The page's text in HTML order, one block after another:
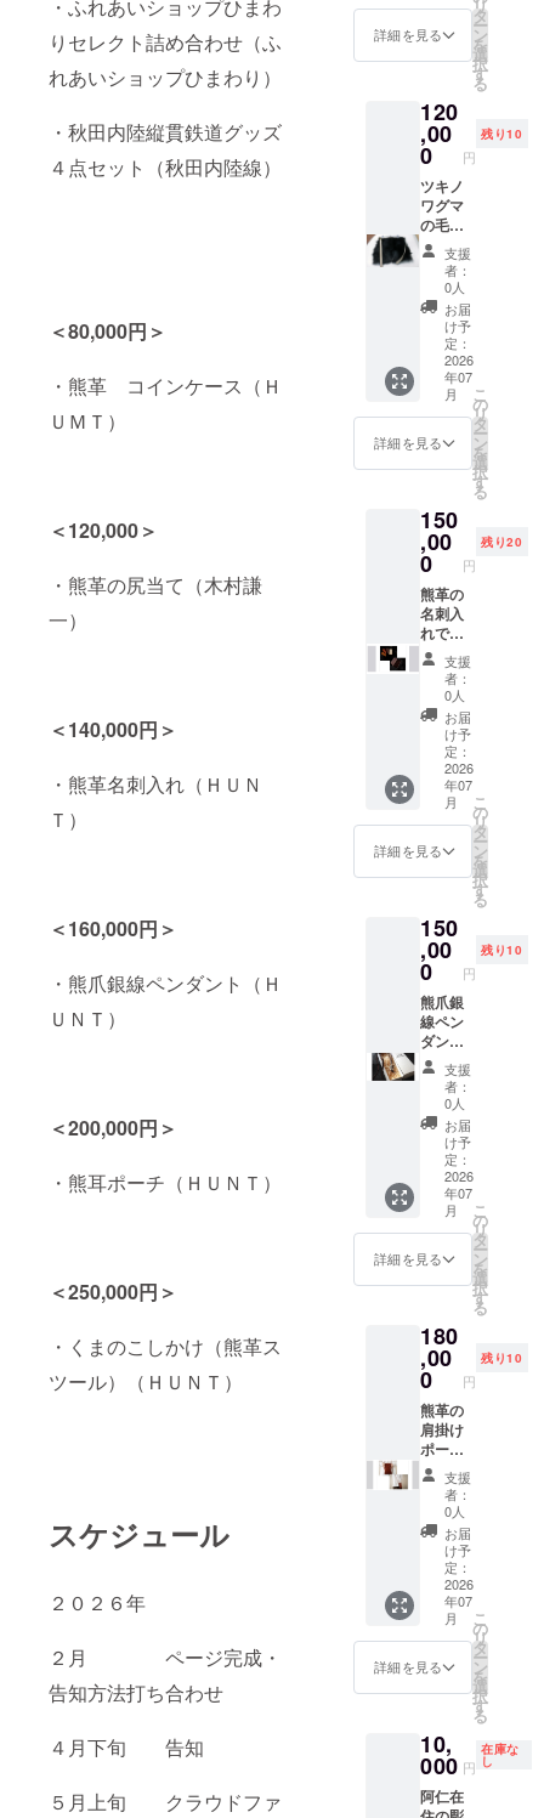
・ふれあいショップひまわ
りセレクト詰め合わせ（ふ
れあいショップひまわり）
・秋田内陸縦貫鉄道グッズ
４点セット（秋田内陸線）
＜80,000円＞
・熊革 コインケース（Ｈ
ＵＭＴ）
＜120,000＞
・熊革の尻当て（木村謙
一）
＜140,000円＞
・熊革名刺入れ（ＨＵＮ
Ｔ）
＜160,000円＞
・熊爪銀線ペンダント（Ｈ
ＵＮＴ）
＜200,000円＞
・熊耳ポーチ（ＨＵＮＴ）
＜250,000円＞
・くまのこしかけ（熊革ス
ツール）（ＨＵＮＴ）
スケジュール
２０２６年
２月 ページ完成・
告知方法打ち合わせ
４月下旬 告知
５月上旬 クラウドファ
㎖)1本
ずつも
及び添
加物等
の食品
表示は
お届け
商品の
ラベル
に表記
されま
す。商
品開封
前には
必ずお
届けの
リター
ンに貼
付され
たラベ
認くだ
さい。
ていま
す。７
種類の
色から
くださ
い。 幅
9㎝、縦
6㎝、厚
さ3㎝
で、コ
インが
20から
25枚く
らい入
りま
す。触
る機会
が多い
ので、
すぐに
革が育
ち、手
に馴染
んでき
７色か
らご希
望の色
をお選
びくだ
さい。
詳細を見る
リ
タ
ー
ン
を
選
択
す
る
120
,00
0 円
残り10
ツキノ
ワグマ
の毛皮
で作っ
た「尻
当て」
です。
昔のマ
タギは
これを
腰に巻
いて、
休憩の
ときは
座布団
代わり
ていま
した。
登山者
もよく
使って
いまし
たが、
最近ま
た人気
が出て
きまし
たね。
部屋に
置いて
「ミニ
座布
団」に
も。限
定１０
個で
支援
者：
0人
お届
け予
定：
2026
年07
月
詳細を見る
こ
の
リ
タ
ー
ン
を
選
択
す
る
150
,00
0 円
残り20
熊革の
名刺入
れで
す。７
種類の
色から
選べま
す。 熊
の革で
名刺交
換す
る……
これほ
どシン
プルに
東北人
デン
ティ
ティー
を表現
するも
のはな
いので
は？ と
製作者
は語り
ます。
裏は牛
革で、
名刺入
れらし
く硬い
印象で
すが、
使うほ
どに馴
きま
す。末
永く、
自己紹
介の相
棒とし
て手に
してい
ただき
たい一
品で
す。 ご
希望の
色をお
選びく
ださ
い。
支援
者：
0人
お届
け予
定：
2026
年07
月
詳細を見る
こ
の
リ
タ
ー
ン
を
選
択
す
る
150
,00
0 円
残り10
熊爪銀
線ペン
ダント
です。
「ITAZ
LEATH
ER」シ
リー
ズ。
「秋田
銀線細
工」は
秋田市
の伝統
工芸品
です。
線を素
材に作
られる
繊細な
工芸
で、江
戸時代
から続
くと 言
われて
いま
す。
「熊爪
銀線細
工」は
秋田銀
線細工
と秋 田
の熊の
爪を合
コラボ
レー
ション
作品で
支援
者：
0人
お届
け予
定：
2026
年07
月
詳細を見る
こ
の
リ
タ
ー
ン
を
選
択
す
る
180
,00
0 円
残り10
熊革の
肩掛け
ポーチ
です。
７色か
ら選べ
ます。
「熊耳
ポー
チ」と
名付け
ている
のは、
紐が通
されて
いる
のサイ
ド部分
の名称
を「熊
支援
者：
0人
お届
け予
定：
2026
年07
月
詳細を見る
こ
の
リ
タ
ー
ン
を
選
択
す
る
10,
000 円
在庫な
し
阿仁在